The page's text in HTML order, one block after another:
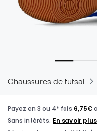
Chaussures de futsal